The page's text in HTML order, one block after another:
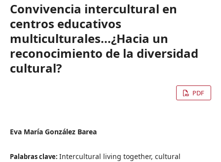
Convivencia intercultural en
centros educativos
multiculturales...¿Hacia un
reconocimiento de la diversidad
cultural?
PDF
Eva María González Barea
Palabras clave: Intercultural living together, cultural